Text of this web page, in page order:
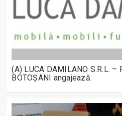
(A) LUCA DAMILANO S.R.L. –
BOTOȘANI angajează: